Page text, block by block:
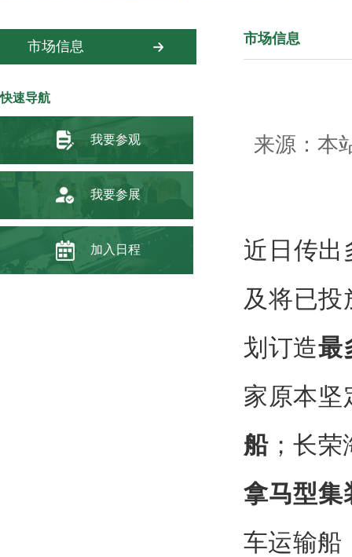
市场信息
快速导航
我要参观
我要参展
加入日程
市场信息
来源：本
近日传出
及将已投
划订造最
家原本坚
船；长荣
拿马型集
车运输船